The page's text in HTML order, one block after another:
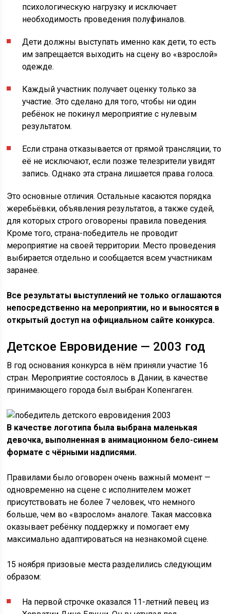
психологическую нагрузку и исключает
необходимость проведения полуфиналов.
Дети должны выступать именно как дети, то есть
им запрещается выходить на сцену во «взрослой»
одежде.
Каждый участник получает оценку только за
участие. Это сделано для того, чтобы ни один
ребёнок не покинул мероприятие с нулевым
результатом.
Если страна отказывается от прямой трансляции, то
её не исключают, если позже телезрители увидят
запись. Однако эта страна лишается права голоса.
Это основные отличия. Остальные касаются порядка
жеребьёвки, объявления результатов, а также судей,
для которых строго оговорены правила поведения.
Кроме того, страна-победитель не проводит
мероприятие на своей территории. Место проведения
выбирается отдельно и сообщается всем участникам
заранее.
Все результаты выступлений не только оглашаются
непосредственно на мероприятии, но и выносятся в
открытый доступ на официальном сайте конкурса.
Детское Евровидение — 2003 год
В год основания конкурса в нём приняли участие 16
стран. Мероприятие состоялось в Дании, в качестве
принимающего города был выбран Копенгаген.
В качестве логотипа была выбрана маленькая
девочка, выполненная в анимационном бело-синем
формате с чёрными надписями.
Правилами было оговорен очень важный момент —
одновременно на сцене с исполнителем может
присутствовать не более 7 человек, что немного
больше, чем во «взрослом» аналоге. Такая массовка
оказывает ребёнку поддержку и помогает ему
максимально адаптироваться на незнакомой сцене.
15 ноября призовые места разделились следующим
образом:
На первой строчке оказался 11-летний певец из